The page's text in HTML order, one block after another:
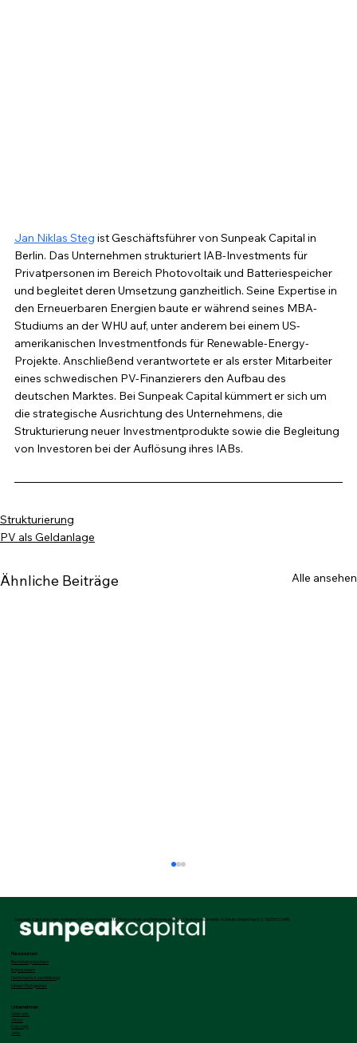
Jan Niklas Steg ist Geschäftsführer von Sunpeak Capital in
Berlin. Das Unternehmen strukturiert IAB-Investments für
Privatpersonen im Bereich Photovoltaik und Batteriespeicher
und begleitet deren Umsetzung ganzheitlich. Seine Expertise in
den Erneuerbaren Energien baute er während seines MBA-
Studiums an der WHU auf, unter anderem bei einem US-
amerikanischen Investmentfonds für Renewable-Energy-
Projekte. Anschließend verantwortete er als erster Mitarbeiter
eines schwedischen PV-Finanzierers den Aufbau des
deutschen Marktes. Bei Sunpeak Capital kümmert er sich um
die strategische Ausrichtung des Unternehmens, die
Strukturierung neuer Investmentprodukte sowie die Begleitung
von Investoren bei der Auflösung ihres IABs.
Strukturierung
PV als Geldanlage
Ähnliche Beiträge Alle ansehen
Sunpeak Capital ist dein Anbieter für steueroptimierte Photovoltaik und Batteriespeicher Direktinvestments in Deutschland nach § 7g EStG (IAB)
Ressourcen
Beratung buchen
Impressum
Datenschutzerklärung
Unser Ratgeber
Unternehmen
Über uns
Vision
Konzept
Jobs